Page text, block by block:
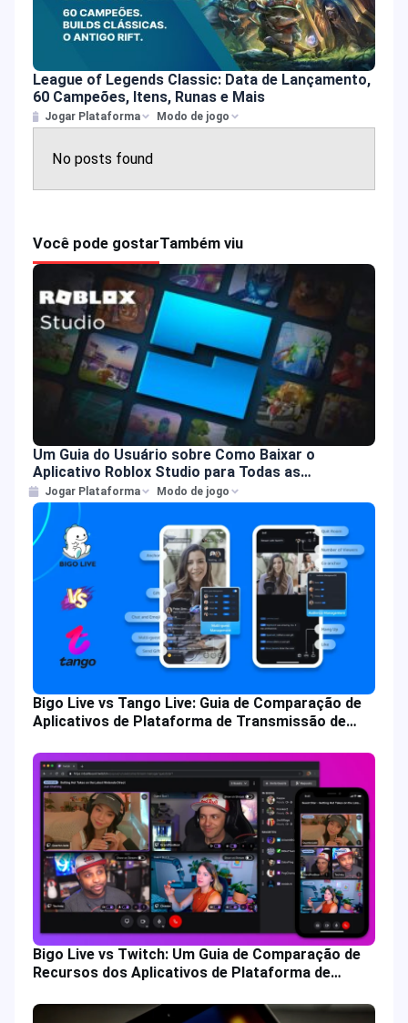
League of Legends Classic: Data de Lançamento,
60 Campeões, Itens, Runas e Mais
Jogar Plataforma Modo de jogo
No posts found
Você pode gostarTambém viu
Um Guia do Usuário sobre Como Baixar o
Aplicativo Roblox Studio para Todas as
Plataformas
Jogar Plataforma Modo de jogo
Bigo Live vs Tango Live: Guia de Comparação de
Aplicativos de Plataforma de Transmissão de
Bigo Live vs Twitch: Um Guia de Comparação de
Recursos dos Aplicativos de Plataforma de